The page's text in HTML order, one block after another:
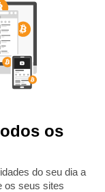
os
do seu dia a
os seus sites